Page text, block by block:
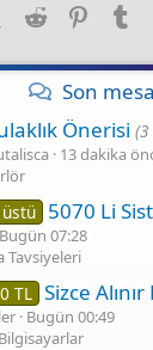
X (Twitter)
Reddit
Son
Önerisi
13 dakika
5070 Li
Bugün 07:28
Tavsiyeleri
TL Sizce Alınır
Bugün 00:49